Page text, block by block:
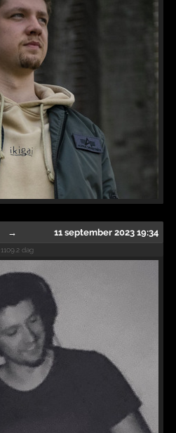
→ 11 september 2023 19:34
1109.2 dag